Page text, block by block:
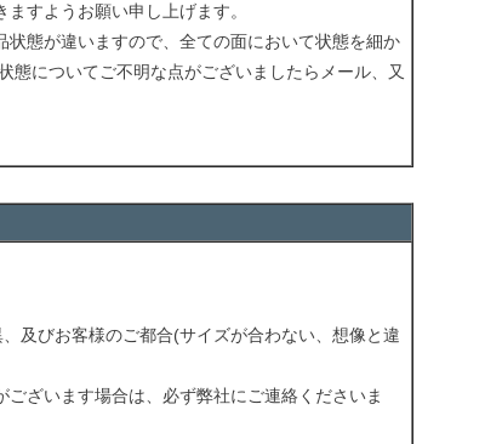
すようお願い申し上げます。
態が違いますので、全ての面において状態を細か
態についてご不明な点がございましたらメール、又
及びお客様のご都合(サイズが合わない、想像と違
ざいます場合は、必ず弊社にご連絡くださいま